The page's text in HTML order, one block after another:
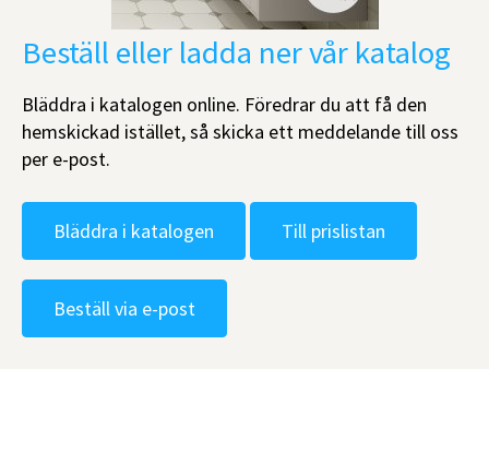
Beställ eller ladda ner vår katalog
Bläddra i katalogen online. Föredrar du att få den
hemskickad istället, så skicka ett meddelande till oss
per e-post.
Bläddra i katalogen Till prislistan
Beställ via e-post